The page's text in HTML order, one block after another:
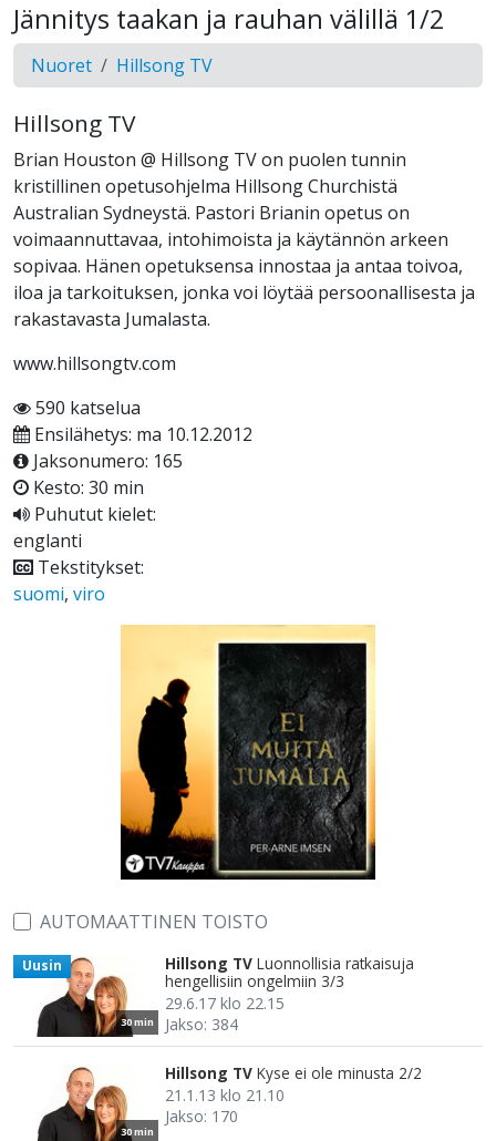
Jännitys taakan ja rauhan välillä 1/2
Nuoret Hillsong TV
Hillsong TV
Brian Houston @ Hillsong TV on puolen tunnin
kristillinen opetusohjelma Hillsong Churchistä
Australian Sydneystä. Pastori Brianin opetus on
voimaannuttavaa, intohimoista ja käytännön arkeen
sopivaa. Hänen opetuksensa innostaa ja antaa toivoa,
iloa ja tarkoituksen, jonka voi löytää persoonallisesta ja
rakastavasta Jumalasta.
www.hillsongtv.com
590 katselua
Ensilähetys: ma 10.12.2012
Jaksonumero: 165
Kesto: 30 min
Puhutut kielet:
englanti
Tekstitykset:
suomi, viro
AUTOMAATTINEN TOISTO
30 min
Uusin Hillsong TV Luonnollisia ratkaisuja
hengellisiin ongelmiin 3/3
29.6.17 klo 22.15
Jakso: 384
30 min
Hillsong TV Kyse ei ole minusta 2/2
21.1.13 klo 21.10
Jakso: 170